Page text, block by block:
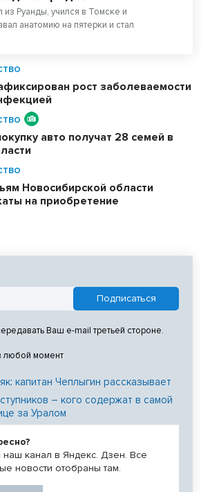
Руанды, учился в Томске и
анатомию на пятерки и стал
рост заболеваемости
авто получат 28 семей в
Новосибирской области
на приобретение
Ваш e-mail третьей стороне.
любой момент
капитан Чеплыгин рассказывает
– кого содержат в самой
за Уралом
канал в Яндекс. Дзен. Все
новости отобраны там.